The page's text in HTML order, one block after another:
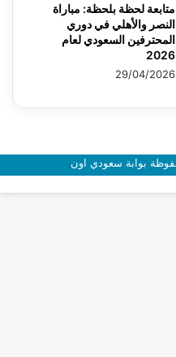
متابعة لحظة بلحظة: مباراة
النصر والأهلي في دوري
المحترفين السعودي لعام
2026
29/04/2026